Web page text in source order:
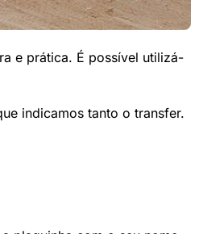
e prática. É possível utilizá-
indicamos tanto o transfer.